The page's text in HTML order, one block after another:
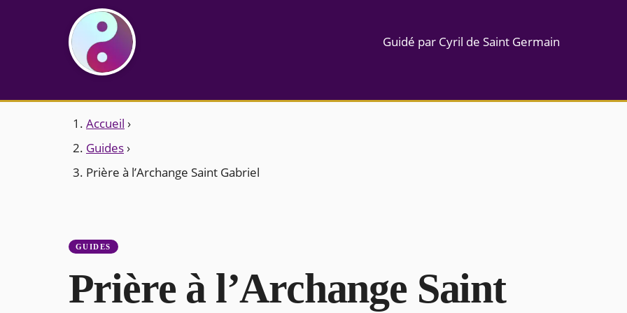
Guidé par Cyril de Saint Germain
Accueil ›
Guides ›
Prière à l’Archange Saint Gabriel
GUIDES
Prière à l’Archange Saint